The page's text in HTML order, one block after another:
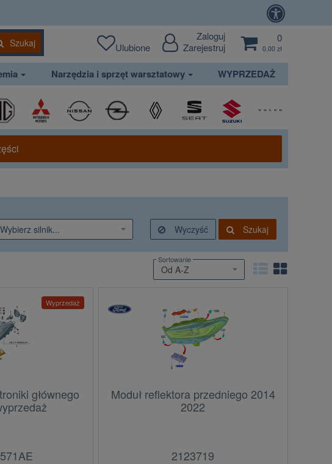
Szukaj Ulubione
Zaloguj
Zarejestruj
0
0,00 zł
Narzędzia i sprzęt warsztatowy WYPRZEDAŻ
Wybierz silnik... Wyczyść Szukaj
Od A-Z
Sortowanie
Wyprzedaż
głównego
Moduł reflektora przedniego 2014
2022
2123719